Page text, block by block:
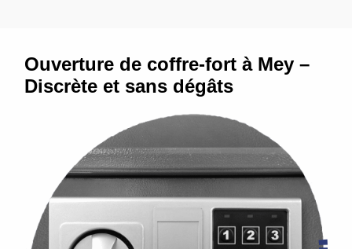
Ouverture de coffre-fort à Mey –
Discrète et sans dégâts